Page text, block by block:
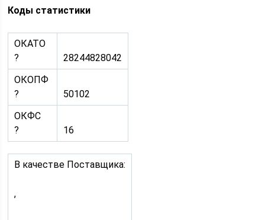
Коды статистики
ОКАТО
?
28244828042
ОКОПФ
?
50102
ОКФС
?
16
В качестве Поставщика:
,